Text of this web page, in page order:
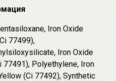
Iron Oxide
77499),
Iron Oxide
77491), Polyethylene, Iron
(Ci 77492), Synthetic